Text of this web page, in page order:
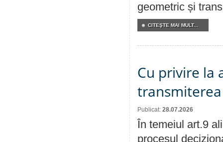
geometric și
CITEŞTE MAI MULT...
Cu privire la
Publicat: 28.07.2026
În temeiul art.9
procesul